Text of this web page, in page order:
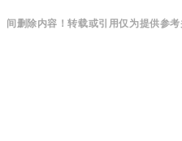
间删除内容！转载或引用仅为提供参